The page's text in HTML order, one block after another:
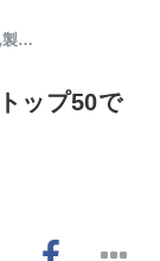
製…
ップ50で